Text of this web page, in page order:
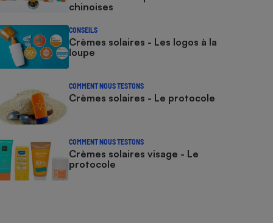
chinoises
CONSEILS
Crèmes solaires - Les logos à la
loupe
COMMENT NOUS TESTONS
Crèmes solaires - Le protocole
COMMENT NOUS TESTONS
Crèmes solaires visage - Le
protocole